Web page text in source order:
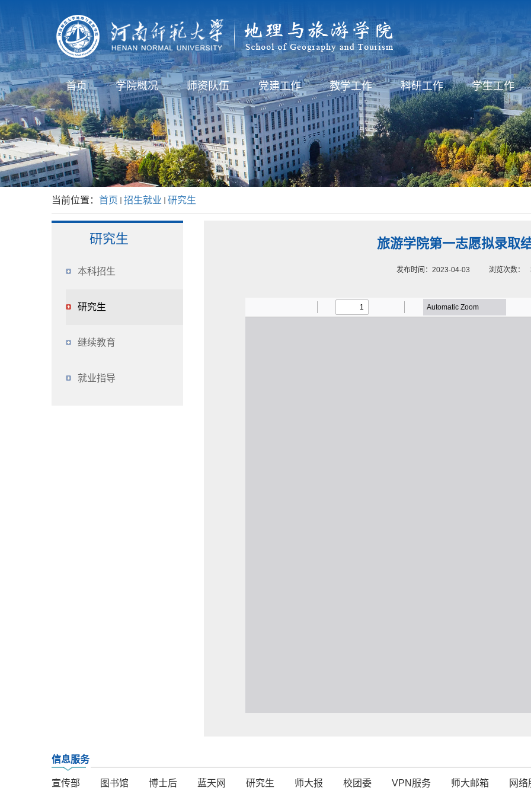
首页 学院概况 师资队伍 党建工作 教学工作 科研工作 学生工作
当前位置： 首页 招生就业 研究生
研究生
本科招生
研究生
继续教育
就业指导
旅游学院第一志愿拟录取
发布时间：2023-04-03 浏览次数：
信息服务
宣传部 图书馆 博士后 蓝天网 研究生 师大报 校团委 VPN服务 师大邮箱 网络